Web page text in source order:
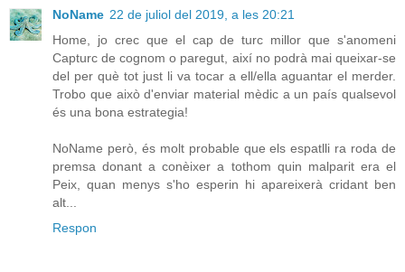
NoName 22 de juliol del 2019, a les 20:21
Home, jo crec que el cap de turc millor que s'anomeni
Capturc de cognom o paregut, així no podrà mai queixar-se
del per què tot just li va tocar a ell/ella aguantar el merder.
Trobo que això d'enviar material mèdic a un país qualsevol
és una bona estrategia!
NoName però, és molt probable que els espatlli ra roda de
premsa donant a conèixer a tothom quin malparit era el
Peix, quan menys s'ho esperin hi apareixerà cridant ben
alt...
Respon